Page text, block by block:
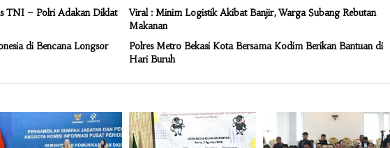
TNI – Polri Adakan Diklat
Viral : Minim Logistik Akibat Banjir, Warga Subang Rebutan
Makanan
di Bencana Longsor
Polres Metro Bekasi Kota Bersama Kodim Berikan Bantuan di
Hari Buruh